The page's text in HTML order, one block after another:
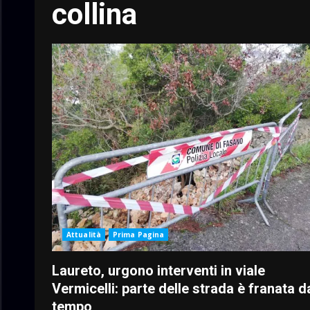
collina
Attualità Prima Pagina
Laureto, urgono interventi in viale
Vermicelli: parte delle strada è franata
tempo